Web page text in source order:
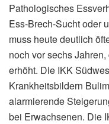
Pathologisches
Ess-Brech-Sucht oder
muss heute deutlich
noch vor sechs
erhöht. Die IKK
Krankheitsbildern
alarmierende
bei Erwachsenen. Die